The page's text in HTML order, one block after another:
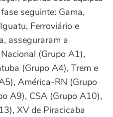
seguinte: Gama,
Ferroviário e
asseguraram a
(Grupo A1),
(Grupo A4), Trem e
América-RN (Grupo
A9), CSA (Grupo A10),
XV de Piracicaba